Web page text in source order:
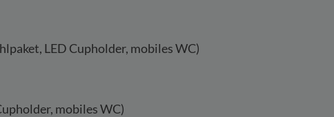
LED Cupholder, mobiles WC)
mobiles WC)